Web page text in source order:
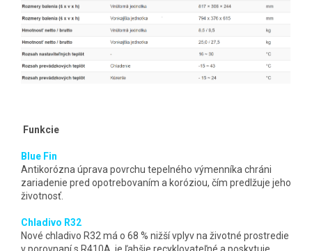
Funkcie
Blue Fin
Antikorózna úprava povrchu tepelného výmenníka chráni
zariadenie pred opotrebovaním a koróziou, čím predlžuje jeho
životnosť.
Chladivo R32
Nové chladivo R32 má o 68 % nižší vplyv na životné prostredie
v porovnaní s R410A, je ľahšie recyklovateľné a poskytuje